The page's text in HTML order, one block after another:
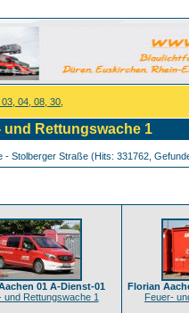
04, 08, 30,
und Rettungswache 1
- Stolberger Straße (Hits: 331762,
01 A-Dienst-01
und Rettungswache 1
Florian
Feuer-